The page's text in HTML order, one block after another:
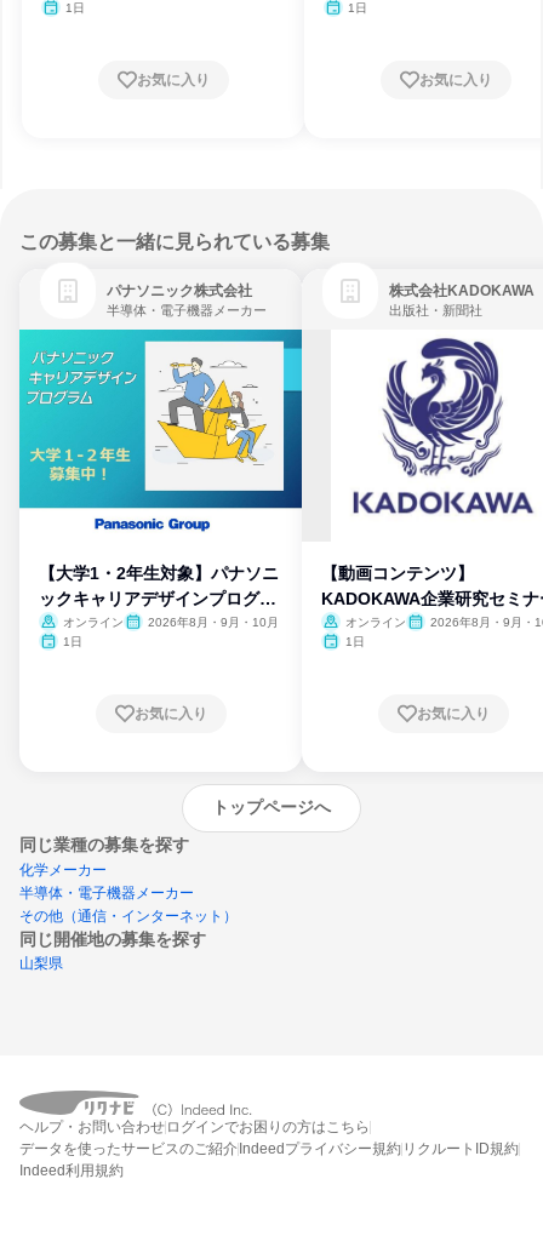
1日
お気に入り
1日
お気に入り
この募集と一緒に見られている募集
パナソニック株式会社
半導体・電子機器メーカー
【大学1・2年生対象】パナソニ
ックキャリアデザインプログラ
ム
オンライン
2026年8月・9月・10月
1日
お気に入り
株式会社KADOKAWA
出版社・新聞社
【動画コンテンツ】
KADOKAWA企業研究セミナ
オンライン
2026年8月・9月・
1日
お気に入り
トップページへ
同じ業種の募集を探す
化学メーカー
半導体・電子機器メーカー
その他（通信・インターネット）
同じ開催地の募集を探す
山梨県
締切：なし
ヘルプ・お問い合わせ ログインでお困りの方はこちら
データを使ったサービスのご紹介 Indeedプライバシー規約 リクルートID規約
Indeed利用規約